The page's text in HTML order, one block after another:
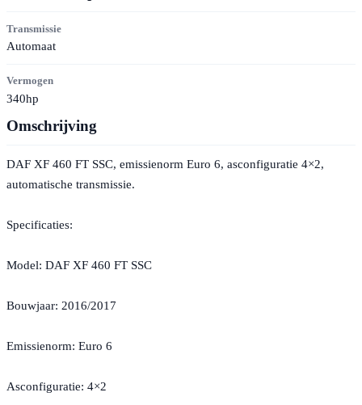
Transmissie
Automaat
Vermogen
340hp
Omschrijving
DAF XF 460 FT SSC, emissienorm Euro 6, asconfiguratie 4×2,
automatische transmissie.
Specificaties:
Model: DAF XF 460 FT SSC
Bouwjaar: 2016/2017
Emissienorm: Euro 6
Asconfiguratie: 4×2